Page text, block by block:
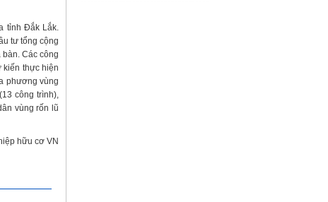
tỉnh Đắk Lắk.
tư tổng cộng
Các công
kiến thực hiện
phương vùng
công trình),
vùng rốn lũ
hữu cơ VN